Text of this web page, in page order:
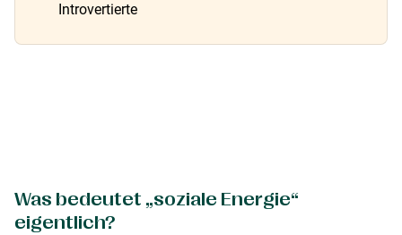
Introvertierte
Was bedeutet „soziale Energie“
eigentlich?